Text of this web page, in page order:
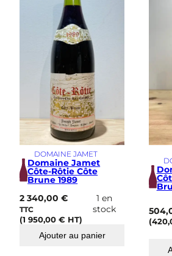
DOMAINE JAMET
Domaine Jamet
Côte-Rôtie Côte
Brune 1989
2 340,00€
TTC
(1 950,00€ HT)
1 en
stock
Ajouter au panier
(